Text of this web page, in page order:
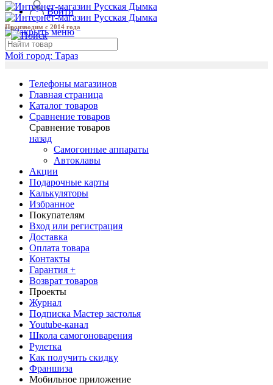
Войти
Производим с 2014 года
Мой город: Тараз
Телефоны магазинов
Главная страница
Каталог товаров
Сравнение товаров
Сравнение товаров
назад
Самогонные аппараты
Автоклавы
Акции
Подарочные карты
Калькуляторы
Избранное
Покупателям
Вход или регистрация
Доставка
Оплата товара
Контакты
Гарантия +
Возврат товаров
Проекты
Журнал
Подписка Мастер застолья
Youtube-канал
Школа самогоноварения
Рулетка
Как получить скидку
Франшиза
Мобильное приложение